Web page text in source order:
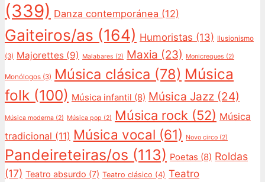
(339) Danza contemporánea (12)
Gaiteiros/as (164) Humoristas (13) Ilusionismo
(3) Majorettes (9) Malabares (2) Maxia (23) Monicreques (2)
Monólogos (3) Música clásica (78) Música
folk (100) Música infantil (8) Música Jazz (24)
Música moderna (2) Música pop (2) Música rock (52) Música
tradicional (11) Música vocal (61) Novo circo (2)
Pandeireteiras/os (113) Poetas (8) Roldas
(17) Teatro absurdo (7) Teatro clásico (4) Teatro